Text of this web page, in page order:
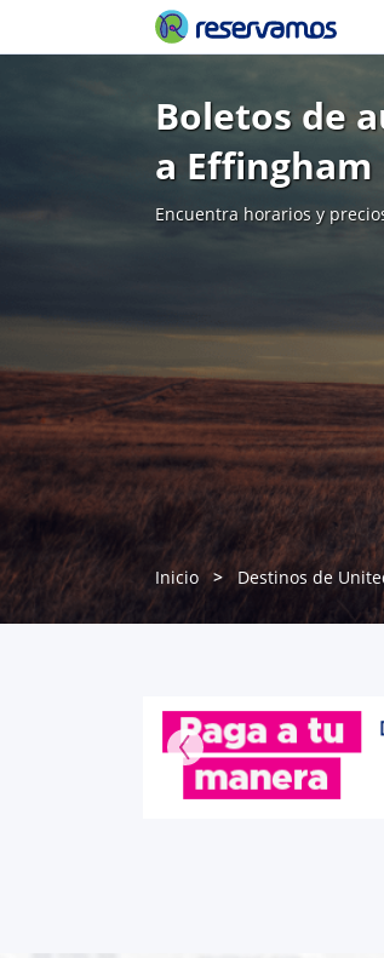
Boletos de
a Effingham
Encuentra horarios y
Inicio Destinos de